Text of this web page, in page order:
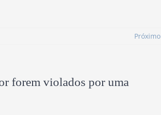
Próximo
forem violados por uma